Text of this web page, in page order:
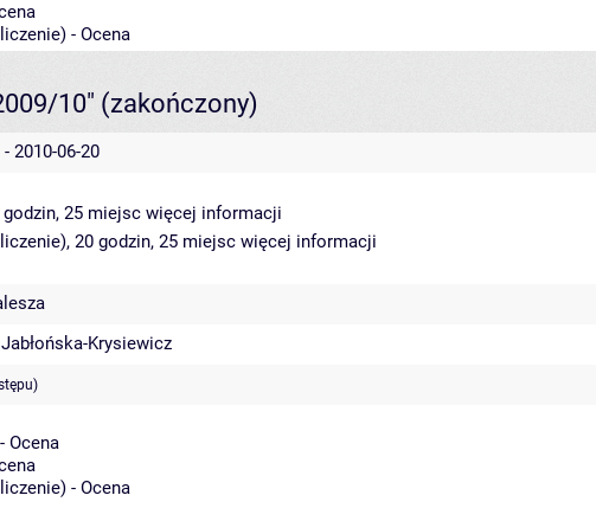
- Ocena
10" (zakończony)
2010-06-20
25 miejsc więcej informacji
20 godzin, 25 miejsc więcej informacji
Krysiewicz
Ocena
- Ocena